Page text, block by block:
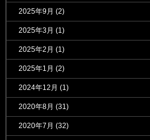
2025年9月 (2)
2025年3月 (1)
2025年2月 (1)
2025年1月 (2)
2024年12月 (1)
2020年8月 (31)
2020年7月 (32)